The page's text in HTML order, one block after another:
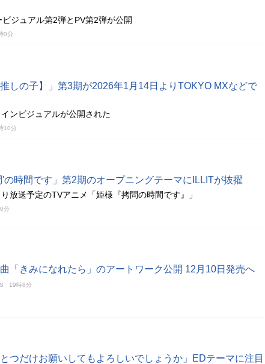
ジュアル第2弾とPV第2弾が公開
0分
しの子】」第3期が2026年1月14日よりTOKYO MXなどで
ンビジュアルが公開された
10分
'の時間です」第2期のオープニングテーマにILLITが抜擢
放送予定のTVアニメ「姫様『拷問の時間です』」
分
「きみになれたら」のアートワーク公開 12月10日発売へ
19時8分
とつだけお願いしてもよろしいでしょうか」EDテーマに注目